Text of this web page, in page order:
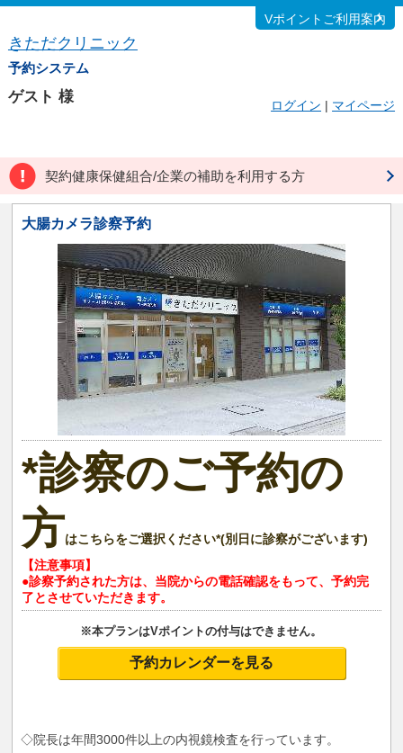
きただクリニック
予約システム
Vポイントご利用案内
ゲスト 様 ログイン | マイページ
契約健康保健組合/企業の補助を利用する方
大腸カメラ診察予約
*診察のご予約の
方はこちらをご選択ください*(別日に診察がございます)
【注意事項】
●診察予約された方は、当院からの電話確認をもって、予約完
了とさせていただきます。
※本プランはVポイントの付与はできません。
予約カレンダーを見る
◇院長は年間3000件以上の内視鏡検査を行っています。